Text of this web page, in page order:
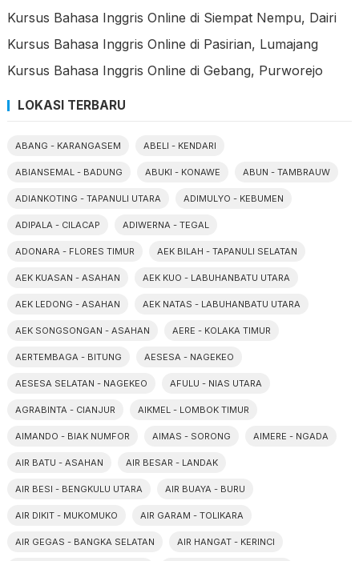
Kursus Bahasa Inggris Online di Siempat Nempu, Dairi
Kursus Bahasa Inggris Online di Pasirian, Lumajang
Kursus Bahasa Inggris Online di Gebang, Purworejo
LOKASI TERBARU
ABANG - KARANGASEM ABELI - KENDARI
ABIANSEMAL - BADUNG ABUKI - KONAWE ABUN - TAMBRAUW
ADIANKOTING - TAPANULI UTARA ADIMULYO - KEBUMEN
ADIPALA - CILACAP ADIWERNA - TEGAL
ADONARA - FLORES TIMUR AEK BILAH - TAPANULI SELATAN
AEK KUASAN - ASAHAN AEK KUO - LABUHANBATU UTARA
AEK LEDONG - ASAHAN AEK NATAS - LABUHANBATU UTARA
AEK SONGSONGAN - ASAHAN AERE - KOLAKA TIMUR
AERTEMBAGA - BITUNG AESESA - NAGEKEO
AESESA SELATAN - NAGEKEO AFULU - NIAS UTARA
AGRABINTA - CIANJUR AIKMEL - LOMBOK TIMUR
AIMANDO - BIAK NUMFOR AIMAS - SORONG AIMERE - NGADA
AIR BATU - ASAHAN AIR BESAR - LANDAK
AIR BESI - BENGKULU UTARA AIR BUAYA - BURU
AIR DIKIT - MUKOMUKO AIR GARAM - TOLIKARA
AIR GEGAS - BANGKA SELATAN AIR HANGAT - KERINCI